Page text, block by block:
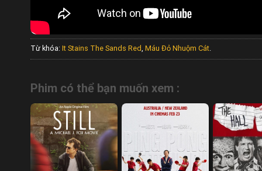
Từ khóa: It Stains The Sands Red Máu Đỏ Nhuộm Cát
Phim có thể bạn muốn xem :